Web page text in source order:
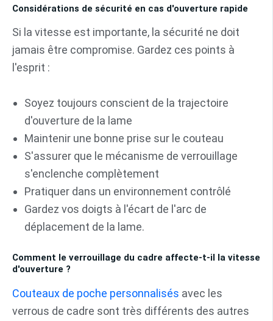
Considérations de sécurité en cas d'ouverture rapide
Si la vitesse est importante, la sécurité ne doit
jamais être compromise. Gardez ces points à
l'esprit :
Soyez toujours conscient de la trajectoire
d'ouverture de la lame
Maintenir une bonne prise sur le couteau
S'assurer que le mécanisme de verrouillage
s'enclenche complètement
Pratiquer dans un environnement contrôlé
Gardez vos doigts à l'écart de l'arc de
déplacement de la lame.
Comment le verrouillage du cadre affecte-t-il la vitesse
d'ouverture ?
Couteaux de poche personnalisés avec les
verrous de cadre sont très différents des autres